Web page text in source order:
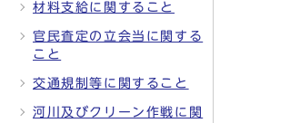
材料支給に関すること
官民査定の立会当に関する
こと
交通規制等に関すること
河川及びクリーン作戦に関